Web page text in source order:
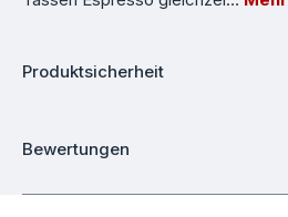
Produktsicherheit
Bewertungen